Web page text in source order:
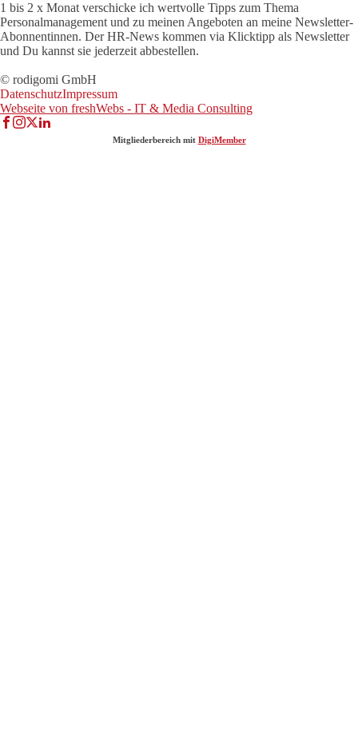
1 bis 2 x Monat verschicke ich wertvolle Tipps zum Thema
Personalmanagement und zu meinen Angeboten an meine Newsletter-
Abonnentinnen. Der HR-News kommen via Klicktipp als Newsletter
und Du kannst sie jederzeit abbestellen.
© rodigomi GmbH
DatenschutzImpressum
Webseite von freshWebs - IT & Media Consulting
Mitgliederbereich mit DigiMember